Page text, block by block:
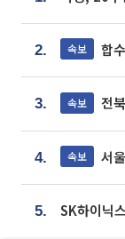
2. 속보 합수
3. 속보 전
4. 속보 서
5.